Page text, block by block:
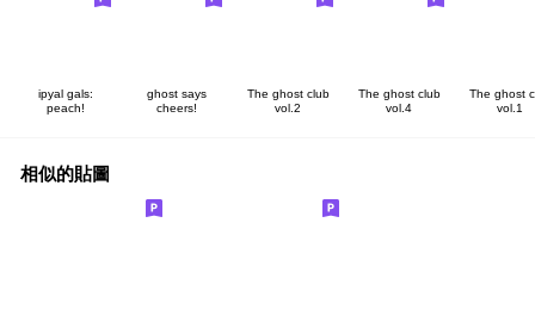
ipyal gals:
peach!
ghost says
cheers!
The ghost club
vol.2
The ghost club
vol.4
The ghost
vol.1
相似的貼圖